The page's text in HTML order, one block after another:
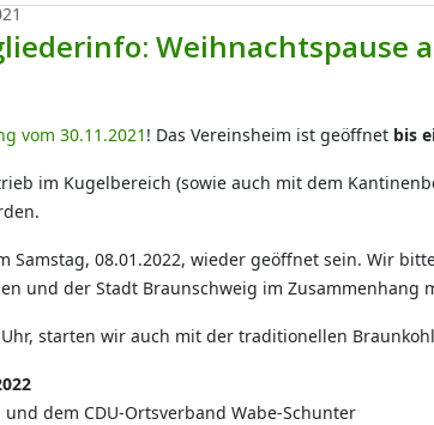
Weihnachtspause
vom 30.11.2021 ! Das Vereinsheim ist geöffnet bis
im Kugelbereich (sowie auch mit dem
Samstag, 08.01.2022, wieder geöffnet sein. Wir
und der Stadt Braunschweig im
Uhr, starten wir auch mit der traditionellen
dem CDU-Ortsverband Wabe-Schunter